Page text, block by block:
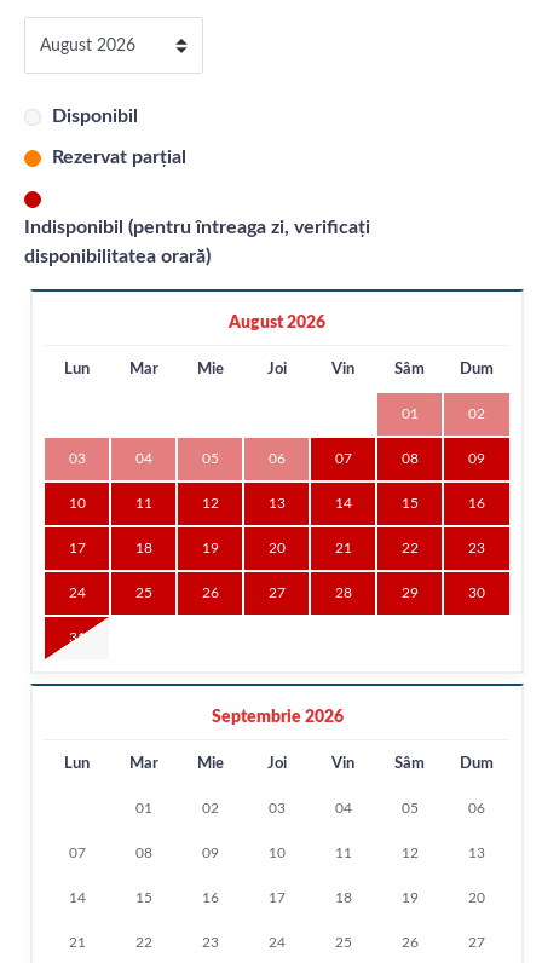
Disponibil
Rezervat parțial
Indisponibil (pentru întreaga zi, verificați
disponibilitatea orară)
August 2026
Lun Mar Mie Joi Vin Sâm Dum
01 02
03 04 05 06 07 08 09
10 11 12 13 14 15 16
17 18 19 20 21 22 23
24 25 26 27 28 29 30
31
Septembrie 2026
Lun Mar Mie Joi Vin Sâm Dum
01 02 03 04 05 06
07 08 09 10 11 12 13
14 15 16 17 18 19 20
21 22 23 24 25 26 27